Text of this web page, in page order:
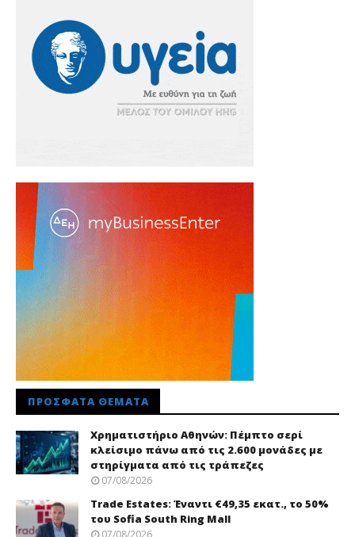
ΠΡΌΣΦΑΤΑ ΘΈΜΑΤΑ
Χρηματιστήριο Αθηνών: Πέμπτο σερί
κλείσιμο πάνω από τις 2.600 μονάδες με
στηρίγματα από τις τράπεζες
07/08/2026
Trade Εstates: Έναντι €49,35 εκατ., το 50%
του Sofia South Ring Mall